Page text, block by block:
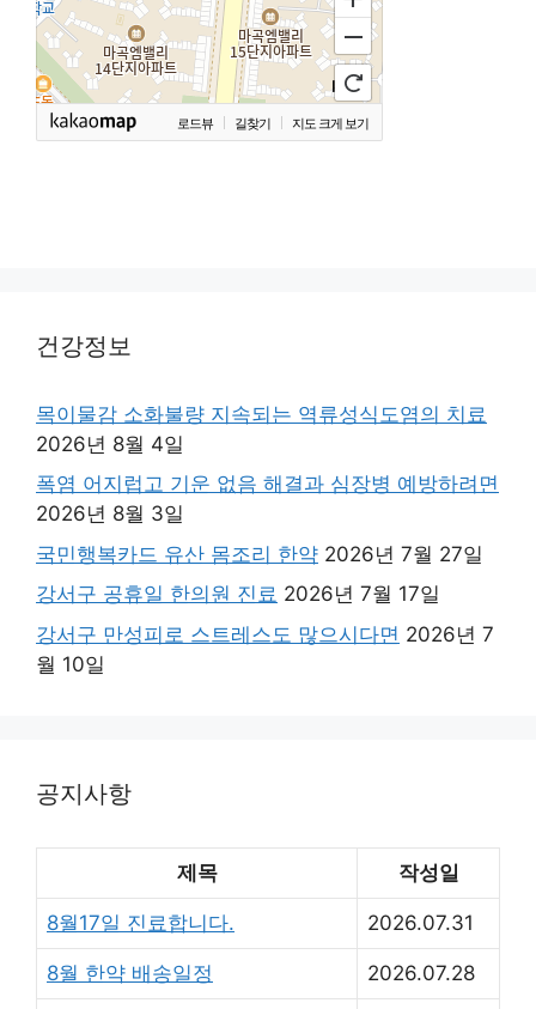
로드뷰 길찾기 지도 크게 보기
건강정보
목이물감 소화불량 지속되는 역류성식도염의 치료
2026년 8월 4일
폭염 어지럽고 기운 없음 해결과 심장병 예방하려면
2026년 8월 3일
국민행복카드 유산 몸조리 한약 2026년 7월 27일
강서구 공휴일 한의원 진료 2026년 7월 17일
강서구 만성피로 스트레스도 많으시다면 2026년 7
월 10일
공지사항
제목 작성일
8월17일 진료합니다. 2026.07.31
8월 한약 배송일정 2026.07.28